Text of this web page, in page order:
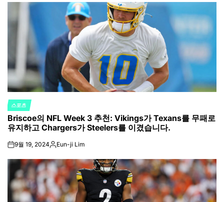
POSTED
IN
스포츠
Briscoe의 NFL Week 3 추천: Vikings가 Texans를 무패로
유지하고 Chargers가 Steelers를 이겼습니다.
on9월 19, 2024Posted
Eun-ji Lim